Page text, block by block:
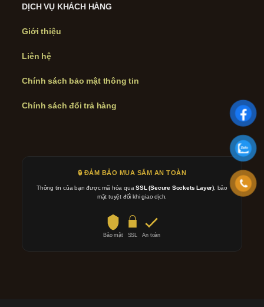
DỊCH VỤ KHÁCH HÀNG
Giới thiệu
Liên hệ
Chính sách bảo mật thông tin
Chính sách đổi trả hàng
🔒 ĐẢM BẢO MUA SẮM AN TOÀN
Thông tin của bạn được mã hóa quaSSL (Secure Sockets Layer), bảo
mật tuyệt đối khi giao dịch.
Bảo mật SSL An toàn